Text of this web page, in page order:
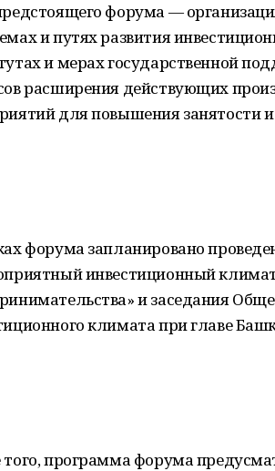
форума —
и путях развития
и мерах государственной
расширения действующих
для повышения занятости
форума запланировано
инвестиционный
и заседания
климата при главе
программа форума